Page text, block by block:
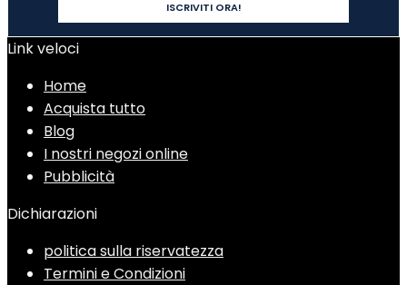
Link veloci
Home
Acquista tutto
Blog
I nostri negozi online
Pubblicità
Dichiarazioni
politica sulla riservatezza
Termini e Condizioni